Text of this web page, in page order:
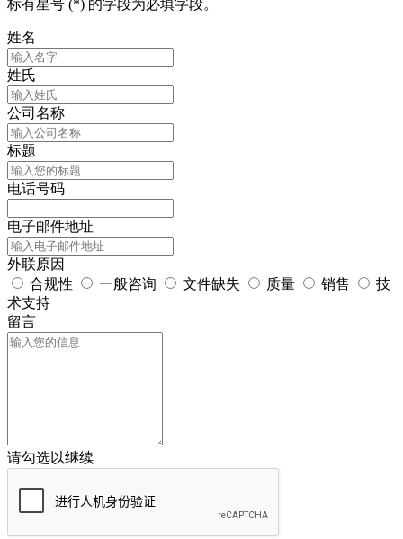
标有星号 (*) 的字段为必填字段。
姓名
姓氏
公司名称
标题
电话号码
电子邮件地址
外联原因
合规性
一般咨询 文件缺失 质量 销售
技
术支持
留言
请勾选以继续